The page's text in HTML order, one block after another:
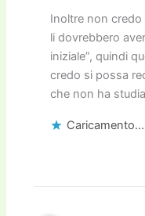
Inoltre non
li dovrebbero
iniziale”, quindi
credo si possa
che non ha
Caricamento...